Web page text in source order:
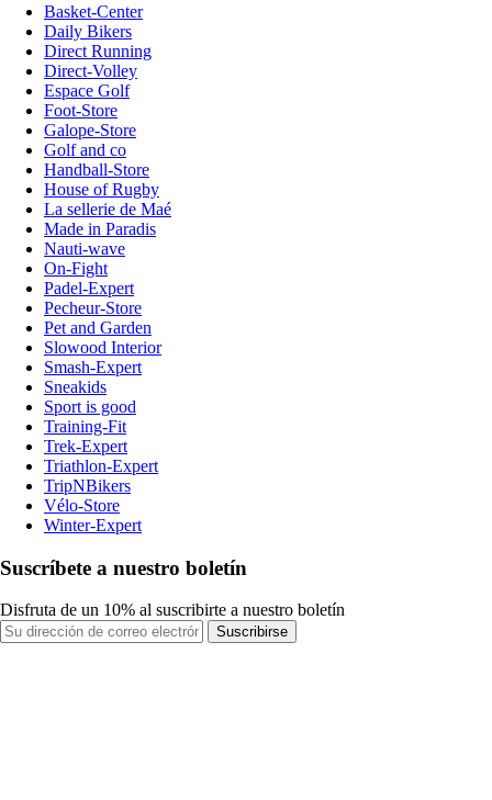
Basket-Center
Daily Bikers
Direct Running
Direct-Volley
Espace Golf
Foot-Store
Galope-Store
Golf and co
Handball-Store
House of Rugby
La sellerie de Maé
Made in Paradis
Nauti-wave
On-Fight
Padel-Expert
Pecheur-Store
Pet and Garden
Slowood Interior
Smash-Expert
Sneakids
Sport is good
Training-Fit
Trek-Expert
Triathlon-Expert
TripNBikers
Vélo-Store
Winter-Expert
Suscríbete a nuestro boletín
Disfruta de un 10% al suscribirte a nuestro boletín
Suscribirse